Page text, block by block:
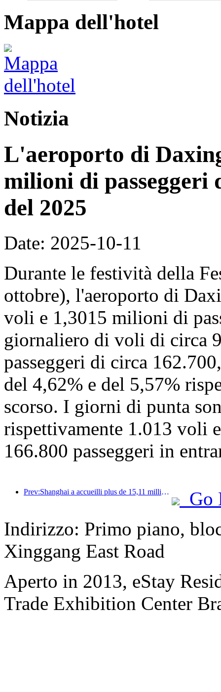
Mappa dell'hotel
Notizia
L'aeroporto di
milioni di passeggeri
del 2025
Date: 2025-10-11
Durante le festività della
ottobre), l'aeroporto di
voli e 1,3015 milioni di
giornaliero di voli di circa
passeggeri di circa
del 4,62% e del 5,57%
scorso. I giorni di punta
rispettivamente 1.013 voli
166.800 passeggeri in
Prev:Shanghai a accueilli plus de 15,11 millions de visiteurs au cours des quatre premiers jours des vacances de la mi-automne et de la fête nationale, soit une augmentation de plus de 20 % par rapport à l'année précédente.
Go
Indirizzo: Primo piano,
Xinggang East Road
Aperto in 2013, eStay
Trade Exhibition Center